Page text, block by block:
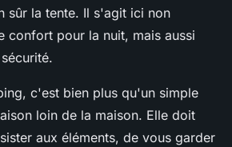
sûr la tente. Il s'agit ici non
confort pour la nuit, mais aussi
c'est bien plus qu'un simple
loin de la maison. Elle doit
aux éléments, de vous garder